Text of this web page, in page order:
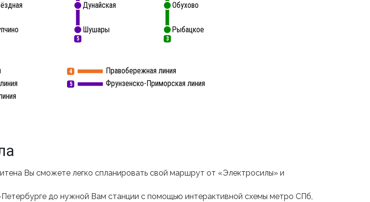
Правобережная линия
4
Фрунзенско-Приморская линия
5
5 3
Рыбацкое
Обухово
Дунайская
Шушары
Вы сможете легко спланировать свой маршрут от «Электросилы» и
до нужной Вам станции с помощью интерактивной схемы метро СПб,